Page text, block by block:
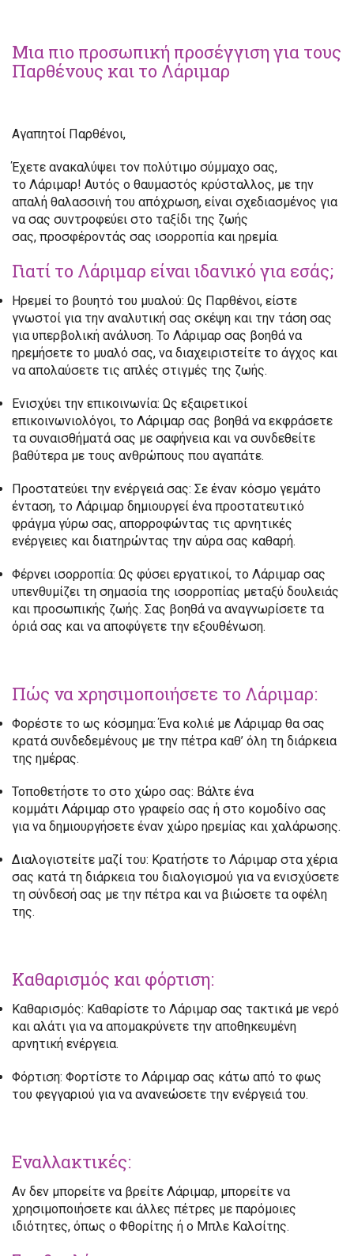
Μια πιο προσωπική προσέγγιση για τους
Παρθένους και το Λάριμαρ
Αγαπητοί Παρθένοι,
Έχετε ανακαλύψει τον πολύτιμο σύμμαχο σας,
το Λάριμαρ! Αυτός ο θαυμαστός κρύσταλλος, με την
απαλή θαλασσινή του απόχρωση, είναι σχεδιασμένος για
να σας συντροφεύει στο ταξίδι της ζωής
σας, προσφέροντάς σας ισορροπία και ηρεμία.
Γιατί το Λάριμαρ είναι ιδανικό για εσάς;
Ηρεμεί το βουητό του μυαλού: Ως Παρθένοι, είστε
γνωστοί για την αναλυτική σας σκέψη και την τάση σας
για υπερβολική ανάλυση. Το Λάριμαρ σας βοηθά να
ηρεμήσετε το μυαλό σας, να διαχειριστείτε το άγχος και
να απολαύσετε τις απλές στιγμές της ζωής.
Ενισχύει την επικοινωνία: Ως εξαιρετικοί
επικοινωνιολόγοι, το Λάριμαρ σας βοηθά να εκφράσετε
τα συναισθήματά σας με σαφήνεια και να συνδεθείτε
βαθύτερα με τους ανθρώπους που αγαπάτε.
Προστατεύει την ενέργειά σας: Σε έναν κόσμο γεμάτο
ένταση, το Λάριμαρ δημιουργεί ένα προστατευτικό
φράγμα γύρω σας, απορροφώντας τις αρνητικές
ενέργειες και διατηρώντας την αύρα σας καθαρή.
Φέρνει ισορροπία: Ως φύσει εργατικοί, το Λάριμαρ σας
υπενθυμίζει τη σημασία της ισορροπίας μεταξύ δουλειάς
και προσωπικής ζωής. Σας βοηθά να αναγνωρίσετε τα
όριά σας και να αποφύγετε την εξουθένωση.
Πώς να χρησιμοποιήσετε το Λάριμαρ:
Φορέστε το ως κόσμημα:Ένα κολιέ με Λάριμαρ θα σας
κρατά συνδεδεμένους με την πέτρα καθ’ όλη τη διάρκεια
της ημέρας.
Τοποθετήστε το στο χώρο σας: Βάλτε ένα
κομμάτι Λάριμαρ στο γραφείο σας ή στο κομοδίνο σας
για να δημιουργήσετε έναν χώρο ηρεμίας και χαλάρωσης.
Διαλογιστείτε μαζί του: Κρατήστε το Λάριμαρ στα χέρια
σας κατά τη διάρκεια του διαλογισμού για να ενισχύσετε
τη σύνδεσή σας με την πέτρα και να βιώσετε τα οφέλη
της.
Καθαρισμός και φόρτιση:
Καθαρισμός: Καθαρίστε το Λάριμαρ σας τακτικά με νερό
και αλάτι για να απομακρύνετε την αποθηκευμένη
αρνητική ενέργεια.
Φόρτιση: Φορτίστε το Λάριμαρ σας κάτω από το φως
του φεγγαριού για να ανανεώσετε την ενέργειά του.
Εναλλακτικές:
Αν δεν μπορείτε να βρείτε Λάριμαρ, μπορείτε να
χρησιμοποιήσετε και άλλες πέτρες με παρόμοιες
ιδιότητες, όπως ο Φθορίτης ή ο Μπλε Καλσίτης.